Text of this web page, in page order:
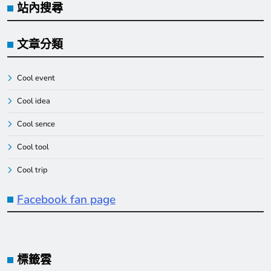
站內搜尋
文章分類
Cool event
Cool idea
Cool sence
Cool tool
Cool trip
Facebook fan page
標籤雲